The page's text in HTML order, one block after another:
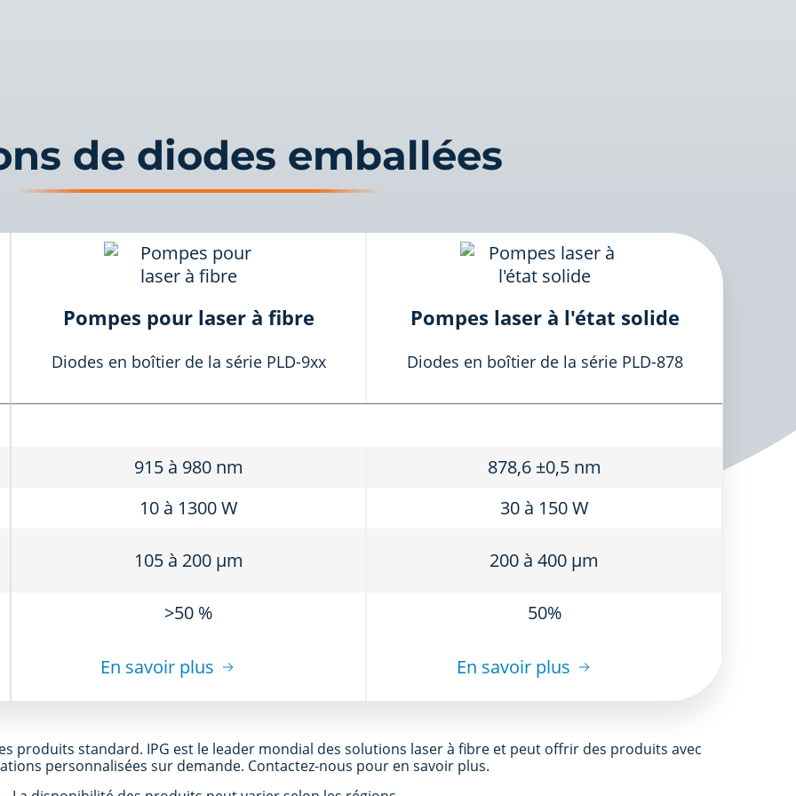
de diodes emballées
Pompes pour laser à fibre Pompes laser à l'état solide
Diodes en boîtier de la série PLD-9xx Diodes en boîtier de la série PLD-878
915 à 980 nm
878,6 ±0,5 nm
10 à 1300 W
30 à 150 W
105 à 200 μm 200 à 400 μm
>50 % 50%
En savoir plus En savoir plus
produits standard. IPG est le leader mondial des solutions laser à fibre et peut offrir des produits avec
personnalisées sur demande. Contactez-nous pour en savoir plus.